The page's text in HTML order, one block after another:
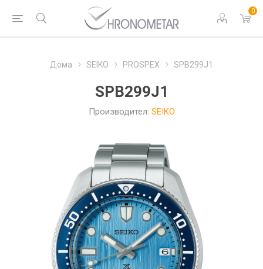
0
Дома SEIKO PROSPEX SPB299J1
SPB299J1
Производител: SEIKO